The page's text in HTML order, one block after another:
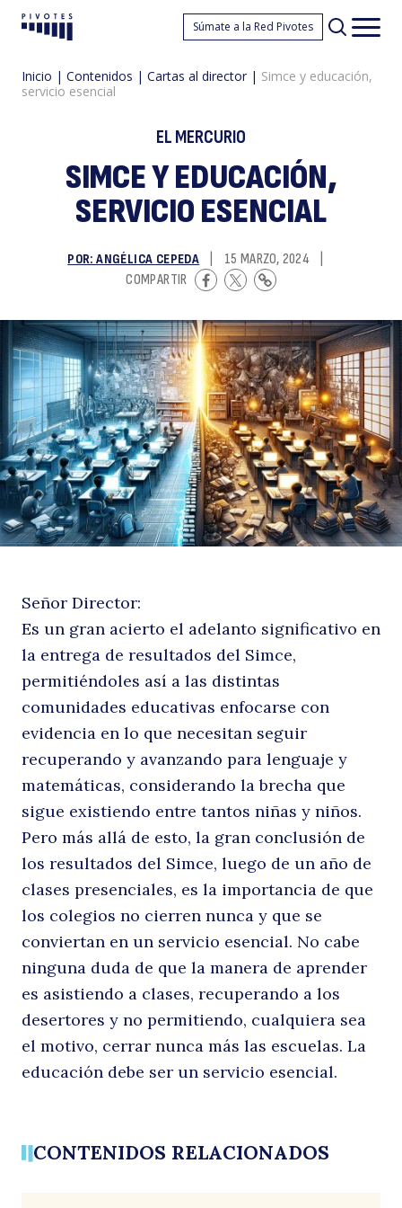
y
Pivotes Súmate a la Red Pivotes
Inicio | Contenidos | Cartas al director | Simce y educación,
servicio esencial
EL MERCURIO
SIMCE Y EDUCACIÓN,
SERVICIO ESENCIAL
POR: ANGÉLICA CEPEDA 15 MARZO, 2024
COMPARTIR
Señor Director:
Es un gran acierto el adelanto significativo en
la entrega de resultados del Simce,
permitiéndoles así a las distintas
comunidades educativas enfocarse con
evidencia en lo que necesitan seguir
recuperando y avanzando para lenguaje y
matemáticas, considerando la brecha que
sigue existiendo entre tantos niñas y niños.
Pero más allá de esto, la gran conclusión de
los resultados del Simce, luego de un año de
clases presenciales, es la importancia de que
los colegios no cierren nunca y que se
conviertan en un servicio esencial. No cabe
ninguna duda de que la manera de aprender
es asistiendo a clases, recuperando a los
desertores y no permitiendo, cualquiera sea
el motivo, cerrar nunca más las escuelas. La
educación debe ser un servicio esencial.
CONTENIDOS RELACIONADOS